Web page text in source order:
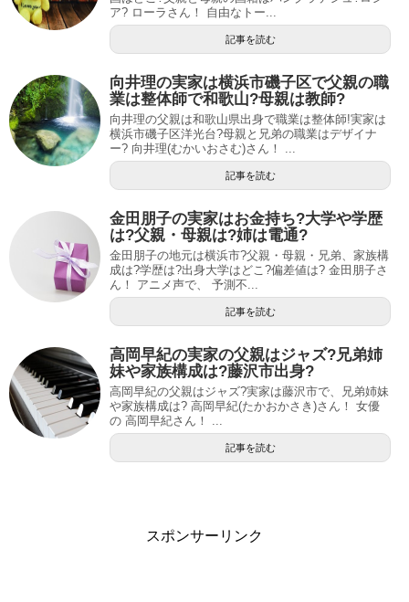
ア? ローラさん！ 自由なトー...
記事を読む
向井理の実家は横浜市磯子区で父親の職
業は整体師で和歌山?母親は教師?
向井理の父親は和歌山県出身で職業は整体師!実家は
横浜市磯子区洋光台?母親と兄弟の職業はデザイナ
ー? 向井理(むかいおさむ)さん！ ...
記事を読む
金田朋子の実家はお金持ち?大学や学歴
は?父親・母親は?姉は電通?
金田朋子の地元は横浜市?父親・母親・兄弟、家族構
成は?学歴は?出身大学はどこ?偏差値は? 金田朋子さ
ん！ アニメ声で、 予測不...
記事を読む
高岡早紀の実家の父親はジャズ?兄弟姉
妹や家族構成は?藤沢市出身?
高岡早紀の父親はジャズ?実家は藤沢市で、兄弟姉妹
や家族構成は? 高岡早紀(たかおかさき)さん！ 女優
の 高岡早紀さん！ ...
記事を読む
スポンサーリンク